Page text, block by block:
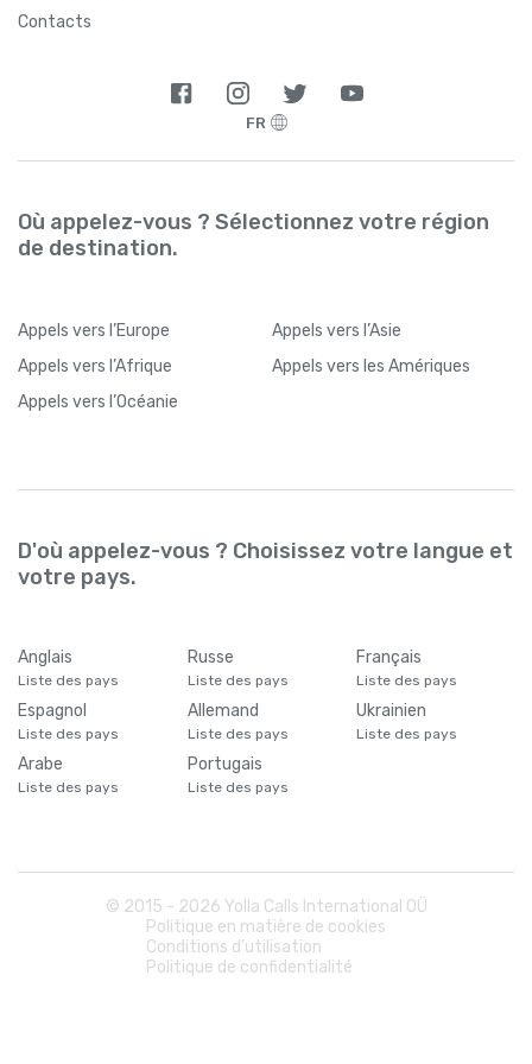
Contacts
FR
Où appelez-vous ? Sélectionnez votre région
de destination.
Appels vers l’Europe Appels vers l’Asie
Appels vers l’Afrique Appels vers les Amériques
Appels vers l’Océanie
D'où appelez-vous ? Choisissez votre langue et
votre pays.
Anglais
Liste des pays
Russe
Liste des pays
Français
Liste des pays
Espagnol
Liste des pays
Allemand
Liste des pays
Ukrainien
Liste des pays
Arabe
Liste des pays
Portugais
Liste des pays
© 2015 - 2026 Yolla Calls International OÜ
Politique en matière de cookies
Conditions d'utilisation
Politique de confidentialité